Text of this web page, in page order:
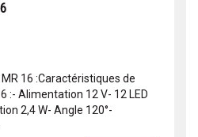
16 :Caractéristiques de
:- Alimentation 12 V- 12 LED
2,4 W- Angle 120°-